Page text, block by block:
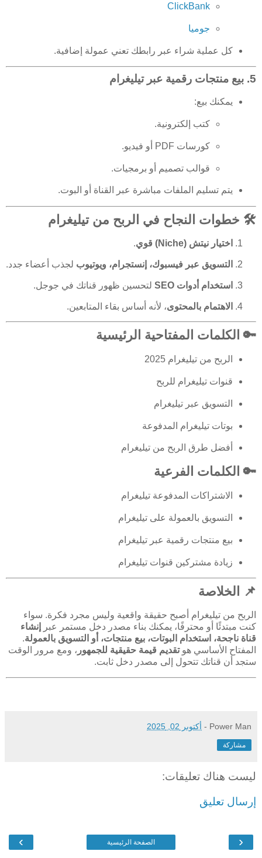
ClickBank
جوميا
كل عملية شراء عبر رابطك تعني عمولة إضافية.
5. بيع منتجات رقمية عبر تيليغرام
يمكنك بيع:
كتب إلكترونية.
كورسات PDF أو فيديو.
قوالب تصميم أو برمجيات.
يتم تسليم الملفات مباشرة عبر القناة أو البوت.
🛠️ خطوات النجاح في الربح من تيليغرام
اختيار نيتش (Niche) قوي .
التسويق عبر فيسبوك، إنستجرام، ويوتيوب لجذب أعضاء جدد.
استخدام أدوات SEO لتحسين ظهور قناتك في جوجل.
الاهتمام بالمحتوى، لأنه أساس بقاء المتابعين.
🔑 الكلمات المفتاحية الرئيسية
الربح من تيليغرام 2025
قنوات تيليغرام للربح
التسويق عبر تيليغرام
بوتات تيليغرام المدفوعة
أفضل طرق الربح من تيليغرام
🔑 الكلمات الفرعية
الاشتراكات المدفوعة تيليغرام
التسويق بالعمولة على تيليغرام
بيع منتجات رقمية عبر تيليغرام
زيادة مشتركين قنوات تيليغرام
📌 الخلاصة
الربح من تيليغرام أصبح حقيقة واقعية وليس مجرد فكرة. سواء
كنت مبتدئًا أو محترفًا، يمكنك بناء مصدر دخل مستمر عبر
إنشاء
قناة ناجحة، استخدام البوتات، بيع منتجات، أو التسويق بالعمولة.
المفتاح الأساسي هوتقديم قيمة حقيقية للجمهور ، ومع مرور الوقت
ستجد أن قناتك تتحول إلى مصدر دخل ثابت.
Power Man
- أكتوبر 02, 2025
مشاركة
ليست هناك تعليقات:
إرسال تعليق
‹
› الصفحة الرئيسية